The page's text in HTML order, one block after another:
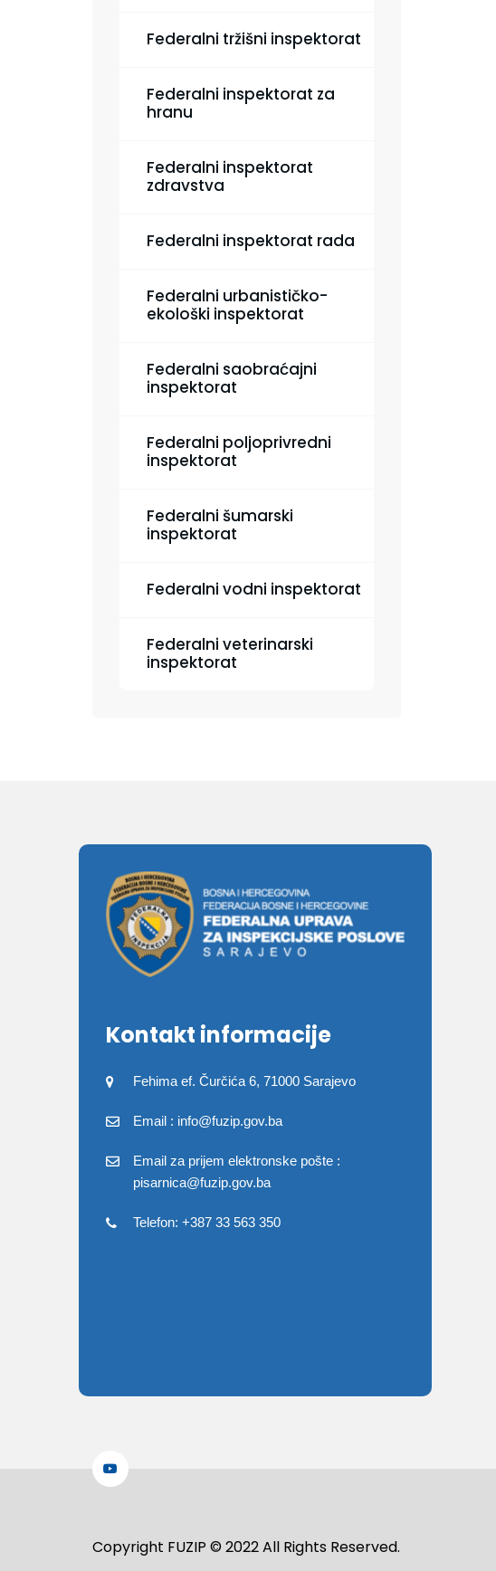
Federalni tržišni inspektorat
Federalni inspektorat za
hranu
Federalni inspektorat
zdravstva
Federalni inspektorat rada
Federalni urbanističko-
ekološki inspektorat
Federalni saobraćajni
inspektorat
Federalni poljoprivredni
inspektorat
Federalni šumarski
inspektorat
Federalni vodni inspektorat
Federalni veterinarski
inspektorat
Kontakt informacije
Fehima ef. Čurčića 6, 71000 Sarajevo
Email : info@fuzip.gov.ba
Email za prijem elektronske pošte :
pisarnica@fuzip.gov.ba
Telefon: +387 33 563 350
Copyright FUZIP © 2022 All Rights Reserved.